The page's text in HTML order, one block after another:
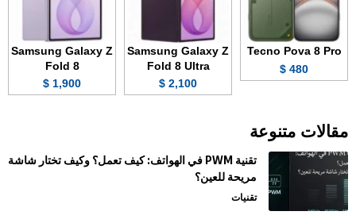
Tecno Pova 8 Pro
480 $
Samsung Galaxy Z
Fold 8 Ultra
2,100 $
Samsung Galaxy Z
Fold 8
1,900 $
مقالات متنوعة
تقنية PWM في الهواتف: كيف تعمل؟ وكيف تختار شاشة
مريحة للعين؟
تقنيات